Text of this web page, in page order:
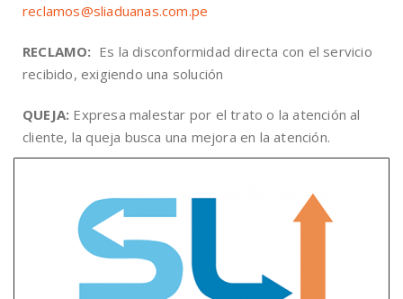
reclamos@sliaduanas.com.pe
RECLAMO: Es la disconformidad directa con el servicio
recibido, exigiendo una solución
QUEJA: Expresa malestar por el trato o la atención al
cliente, la queja busca una mejora en la atención.